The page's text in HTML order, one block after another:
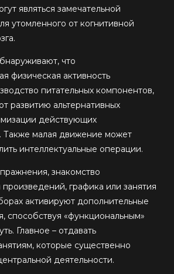
являться замечательной
утомленного от когнитивной
что
физическая активность
питательных компонентов,
развитию альтернативных
действующих
Также малая движение может
интеллектуальные операции.
знакомство
графика или занятия
активируют дополнительные
способствуя «функциональным»
Главное – отдавать
которые существенно
деятельности.